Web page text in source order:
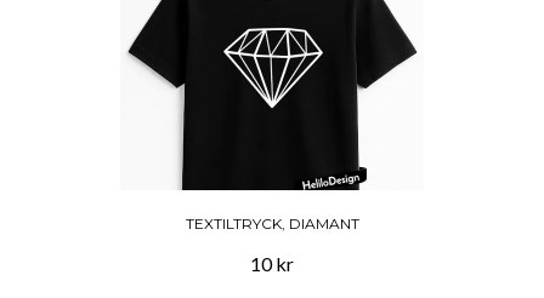
TEXTILTRYCK, DIAMANT
10 kr